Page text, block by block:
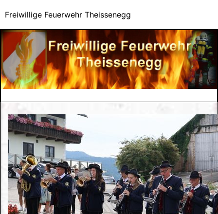
Freiwillige Feuerwehr Theissenegg